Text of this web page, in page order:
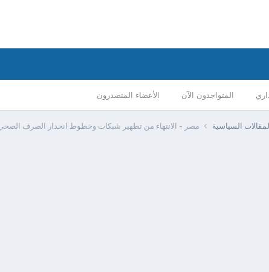
المتواجدون الآن الأعضاء المتصدرون
السياسية مصر - الانتهاء من تطهير شبكات وخطوط انحدار الصرف